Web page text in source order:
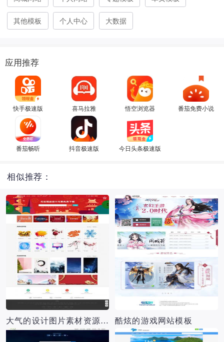
其他模板 个人中心 大数据
应用推荐
快手极速版 喜马拉雅 悟空浏览器 番茄免费小说
番茄畅听 抖音极速版 今日头条极速版
相似推荐：
大气的设计图片素材资源下载网站模板 酷炫的游戏网站模板